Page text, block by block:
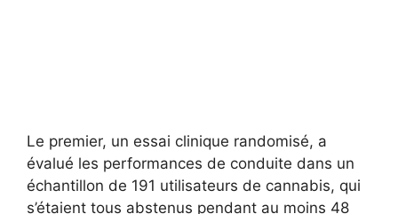
Le premier, un essai clinique randomisé, a
évalué les performances de conduite dans un
échantillon de 191 utilisateurs de cannabis, qui
s’étaient tous abstenus pendant au moins 48